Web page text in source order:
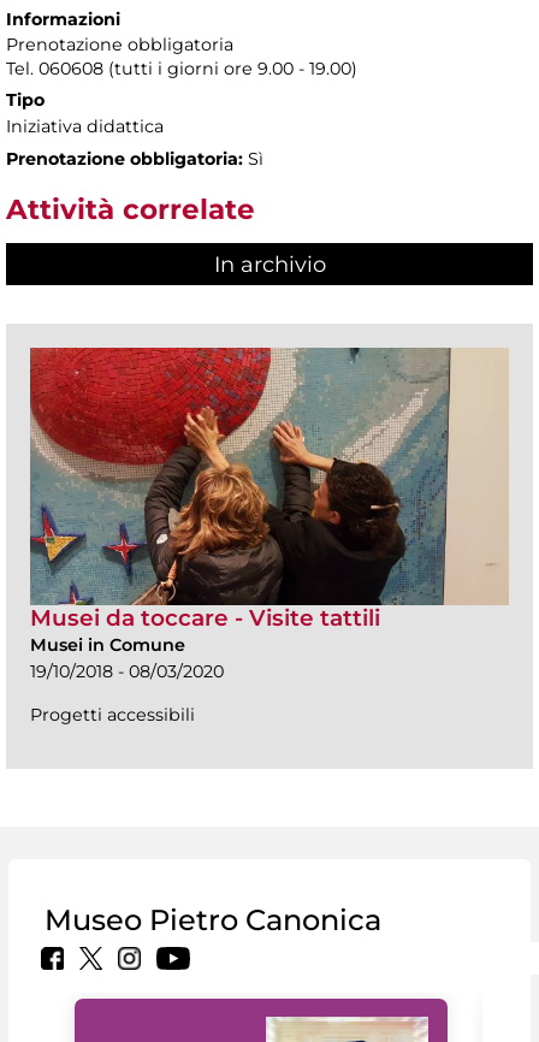
Informazioni
Prenotazione obbligatoria
Tel. 060608 (tutti i giorni ore 9.00 - 19.00)
Tipo
Iniziativa didattica
Prenotazione obbligatoria: Sì
Attività correlate
In archivio
Musei da toccare - Visite tattili
Musei in Comune
19/10/2018 - 08/03/2020
Progetti accessibili
Museo Pietro Canonica